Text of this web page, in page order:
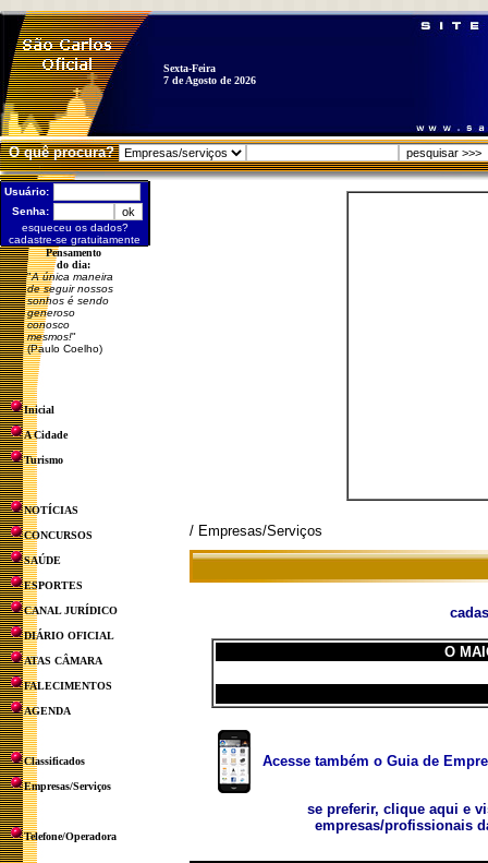
Sexta-Feira
7 de Agosto de 2026
O quê procura?
Usuário:
Senha:
esqueceu os dados?
cadastre-se gratuitamente
Pensamento
do dia:
"A única maneira
de seguir nossos
sonhos é sendo
generoso
conosco
mesmos!"
(Paulo Coelho)
Inicial
A Cidade
Turismo
NOTÍCIAS
CONCURSOS
SAÚDE
ESPORTES
CANAL JURÍDICO
DIÁRIO OFICIAL
ATAS CÂMARA
FALECIMENTOS
AGENDA
Classificados
Empresas/Serviços
Telefone/Operadora
/ Empresas/Serviços
O
Acesse também o Guia de
se preferir, clique aqui e
empresas/profissionais